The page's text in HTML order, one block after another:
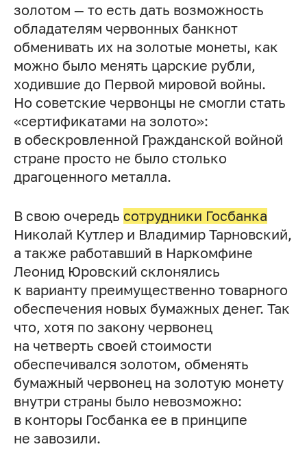
золотом — то есть дать возможность
обладателям червонных банкнот
обменивать их на золотые монеты, как
можно было менять царские рубли,
ходившие до Первой мировой войны.
Но советские червонцы не смогли стать
«сертификатами на золото»:
в обескровленной Гражданской войной
стране просто не было столько
драгоценного металла.
В свою очередь сотрудники Госбанка
Николай Кутлер и Владимир Тарновский,
а также работавший в Наркомфине
Леонид Юровский склонялись
к варианту преимущественно товарного
обеспечения новых бумажных денег. Так
что, хотя по закону червонец
на четверть своей стоимости
обеспечивался золотом, обменять
бумажный червонец на золотую монету
внутри страны было невозможно:
в конторы Госбанка ее в принципе
не завозили.